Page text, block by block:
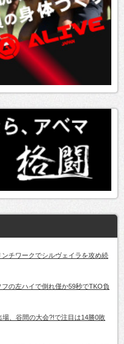
ンチワークでシルヴェイラを攻め続
フの左ハイで倒れ僅か59秒でTKO負
場、谷間の大会?!で注目は14勝0敗